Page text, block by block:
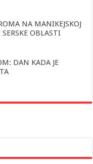
NA MANIKEJSKOJ
OBLASTI
DAN KADA JE